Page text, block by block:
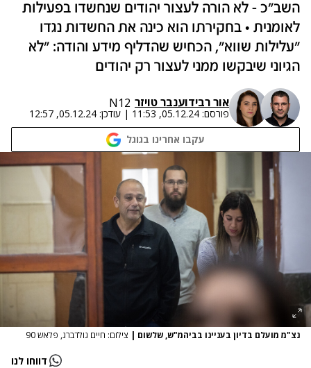
השב"כ - לא הורה לעצור יהודים שנחשדו בפעילות
לאומנית • בחקירתו הוא כינה את החשדות נגדו
"עלילות שווא", הכחיש שהדליף מידע והודה: "לא
הגיוני שיבקשו ממני לעצור רק יהודים
אור רבידוענבר טויזר N12
פורסם: 05.12.24, 11:53
| עודכן: 05.12.24, 12:57
עקבו אחרינו בגוגל
נצ"מ מועלם בדיון בעניינו בביהמ"ש, שלשום | צילום: חיים גולדברג, פלאש 90
דווחו לנו